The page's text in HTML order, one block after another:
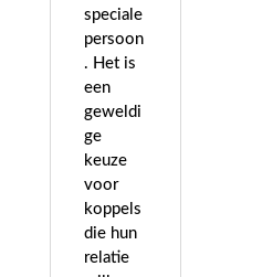
speciale
persoon
. Het is
een
geweldi
ge
keuze
voor
koppels
die hun
relatie